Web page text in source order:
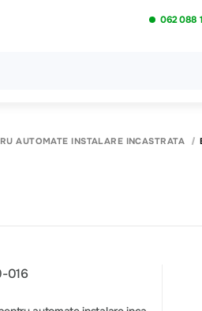
062 088
AUTOMATE INSTALARE INCASTRATA
016